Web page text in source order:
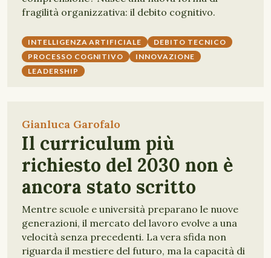
fragilità organizzativa: il debito cognitivo.
INTELLIGENZA ARTIFICIALE
DEBITO TECNICO
PROCESSO COGNITIVO
INNOVAZIONE
LEADERSHIP
Gianluca Garofalo
Il curriculum più
richiesto del 2030 non è
ancora stato scritto
Mentre scuole e università preparano le nuove
generazioni, il mercato del lavoro evolve a una
velocità senza precedenti. La vera sfida non
riguarda il mestiere del futuro, ma la capacità di